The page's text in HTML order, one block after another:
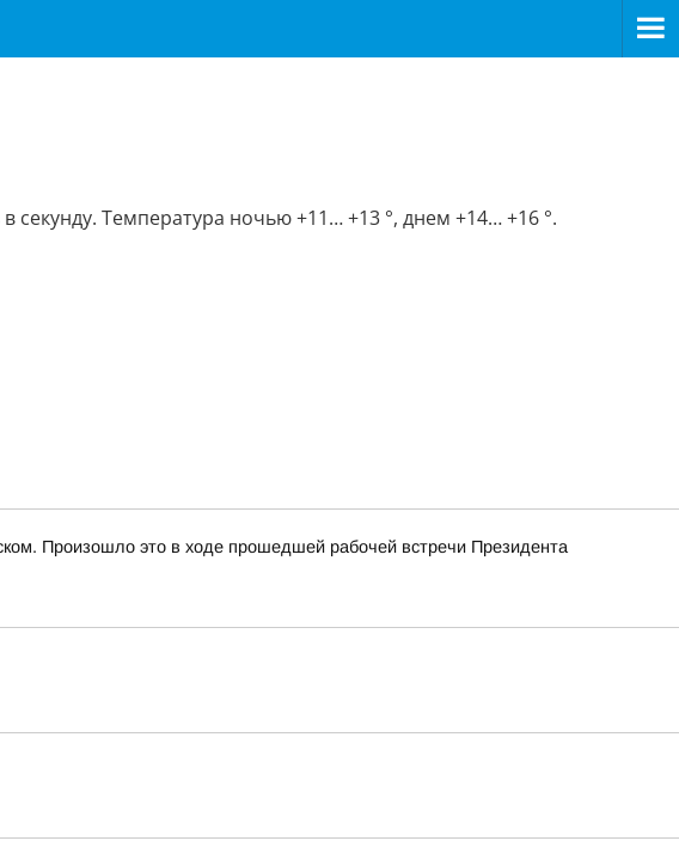
Температура ночью +11… +13 °, днем +14… +16 °.
Произошло это в ходе прошедшей рабочей встречи Президента